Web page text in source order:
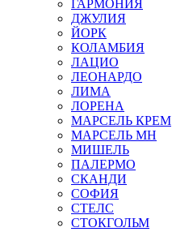
ГАРМОНИЯ
ДЖУЛИЯ
ЙОРК
КОЛАМБИЯ
ЛАЦИО
ЛЕОНАРДО
ЛИМА
ЛОРЕНА
МАРСЕЛЬ КРЕМ
МАРСЕЛЬ МН
МИШЕЛЬ
ПАЛЕРМО
СКАНДИ
СОФИЯ
СТЕЛС
СТОКГОЛЬМ